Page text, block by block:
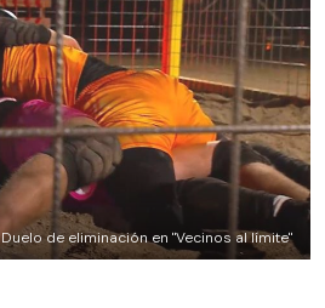
Duelo de eliminación en "Vecinos al límite"